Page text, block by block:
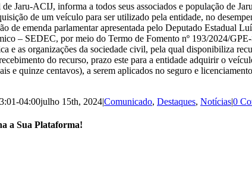
Jaru-ACIJ, informa a todos seus associados e população de
de um veículo para ser utilizado pela entidade, no
de emenda parlamentar apresentada pelo Deputado Estadual
– SEDEC, por meio do Termo de Fomento nº 193/2024/
e as organizações da sociedade civil, pela qual disponibiliza
do recurso, prazo este para a entidade adquirir o
e quinze centavos), a serem aplicados no seguro e
04:00julho 15th, 2024|Comunicado, Destaques, Notícias|0
a Sua Plataforma!